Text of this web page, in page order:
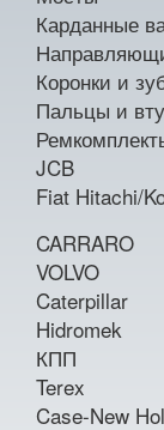
Карданные
Коронки и
Пальцы и
JCB
Fiat Hitachi/
CARRARO
VOLVO
Caterpillar
Hidromek
КПП
Terex
Case-New